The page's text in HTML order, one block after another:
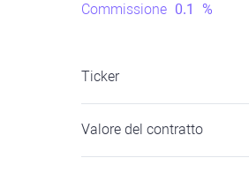
Commissione 0.1 %
Ticker
Valore del contratto